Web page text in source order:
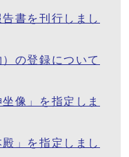
書を刊行しまし
の登録について
像」を指定しま
」を指定しまし